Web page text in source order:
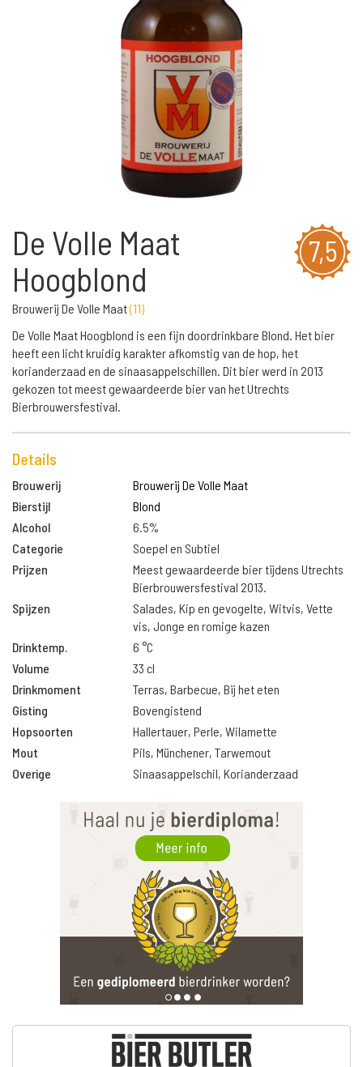
7,5
De Volle Maat
Hoogblond
Brouwerij De Volle Maat(11)
De Volle Maat Hoogblond is een fijn doordrinkbare Blond. Het bier
heeft een licht kruidig karakter afkomstig van de hop, het
korianderzaad en de sinaasappelschillen. Dit bier werd in 2013
gekozen tot meest gewaardeerde bier van het Utrechts
Bierbrouwersfestival.
Details
Brouwerij
Brouwerij De Volle Maat
Bierstijl
Blond
Alcohol
6.5%
Categorie
Soepel en Subtiel
Prijzen
Meest gewaardeerde bier tijdens Utrechts
Bierbrouwersfestival 2013.
Spijzen
Salades, Kip en gevogelte, Witvis, Vette
vis, Jonge en romige kazen
Drinktemp.
6 °C
Volume
33 cl
Drinkmoment
Terras, Barbecue, Bij het eten
Gisting
Bovengistend
Hopsoorten
Hallertauer, Perle, Wilamette
Mout
Pils, Münchener, Tarwemout
Overige
Sinaasappelschil, Korianderzaad